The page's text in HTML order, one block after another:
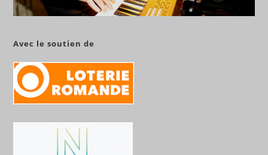
Avec le soutien de